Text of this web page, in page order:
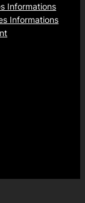
Informations
Informations